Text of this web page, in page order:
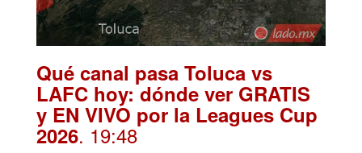
Qué canal pasa Toluca vs
LAFC hoy: dónde ver GRATIS
y EN VIVO por la Leagues Cup
2026. 19:48